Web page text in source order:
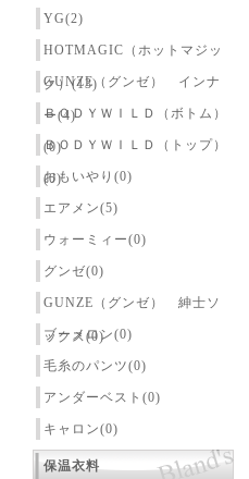
YG(2)
HOTMAGIC（ホットマジッ
ク）(13)
GUNZE（グンゼ） インナ
ー(4)
ＢＯＤＹＷＩＬＤ（ボトム）
(0)
ＢＯＤＹＷＩＬＤ（トップ）
(0)
おもいやり(0)
エアメン(5)
ウォーミィー(0)
グンゼ(0)
GUNZE（グンゼ） 紳士ソ
ックス(0)
ブーメロン(0)
毛糸のパンツ(0)
アンダーベスト(0)
キャロン(0)
保温衣料